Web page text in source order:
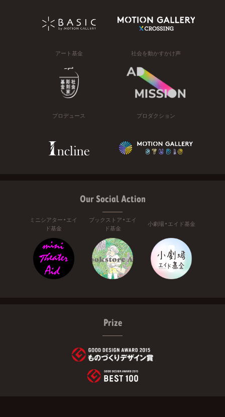
アート基金 社会を動かすかけ声
プロデュース プロダクション
Our Social Action
ミニシアター・エイ
ド基金
ブックストア・エイ
ド基金
小劇場・エイド基金
Prize